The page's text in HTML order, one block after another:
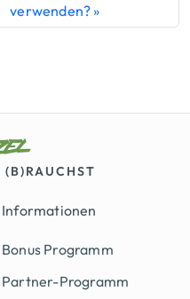
verwenden?
Informationen
Bonus Programm
Partner-Programm